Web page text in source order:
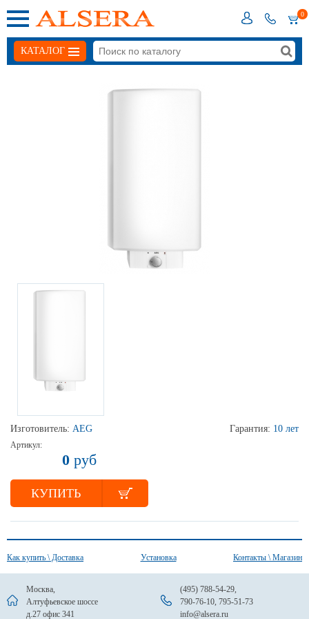
0
КАТАЛОГ
Изготовитель: AEG Гарантия: 10 лет
Артикул:
0 руб
КУПИТЬ
Как купить \ Доставка Установка Контакты \ Магазин
Москва,
Алтуфьевское шоссе
д.27 офис 341
(495) 788-54-29,
790-76-10, 795-51-73
info@alsera.ru